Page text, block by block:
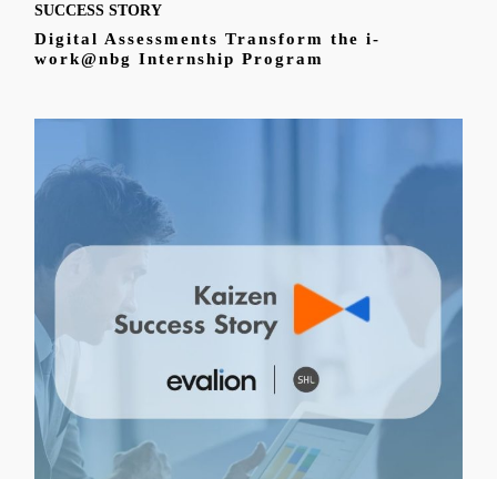
SUCCESS STORY
Digital Assessments Transform the i-
work@nbg Internship Program